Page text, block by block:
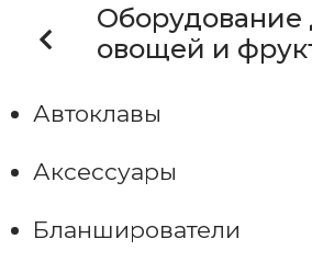
Оборудование
овощей и
Автоклавы
Аксессуары
Бланширователи